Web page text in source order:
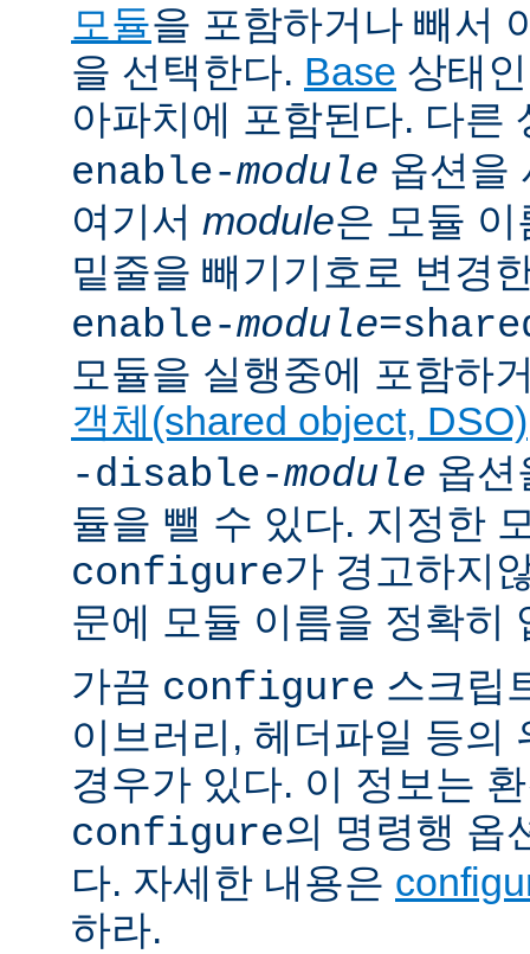
모듈을 포함하거나 빼서
을 선택한다. Base 상태
아파치에 포함된다. 다른
enable-module 옵션을
여기서 module은 모듈
밑줄을 빼기기호로 변경
enable-module
모듈을 실행중에 포함하
객체(shared object, DSO)
-disable-module 옵션
듈을 뺄 수 있다. 지정한
configure가 경고하지
문에 모듈 이름을 정확히
가끔 configure 스크립
이브러리, 헤더파일 등의
경우가 있다. 이 정보는
configure의 명령행 옵
다. 자세한 내용은
하라.